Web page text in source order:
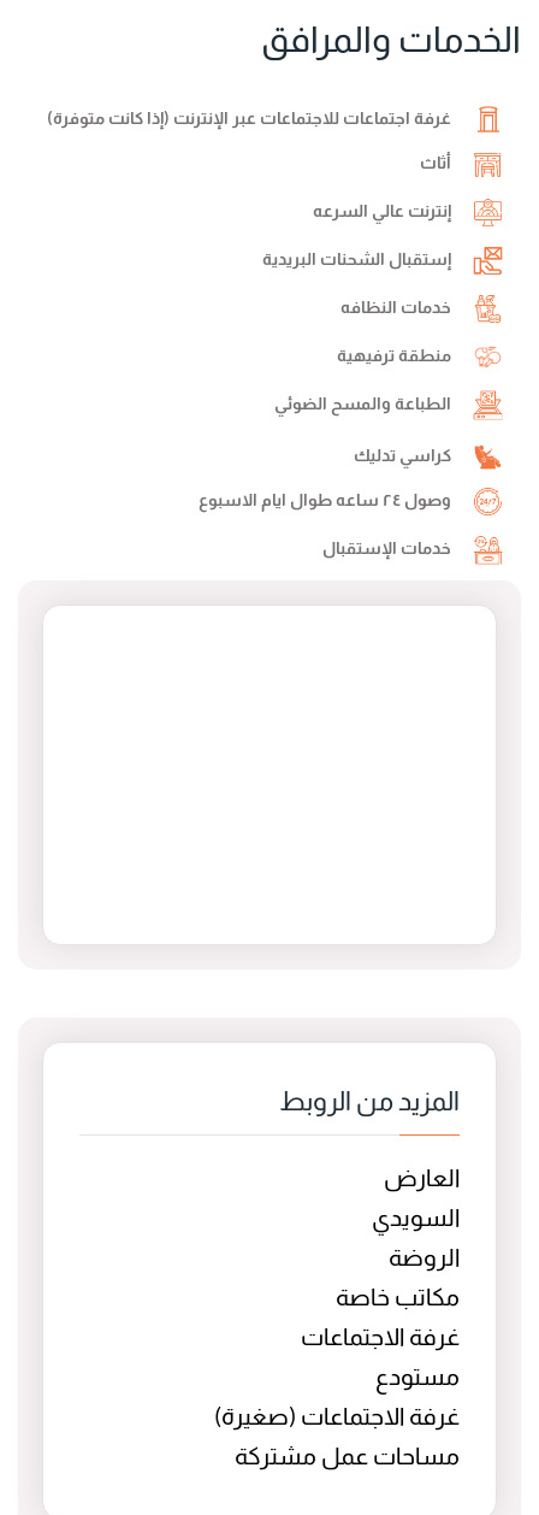
المزيد من الروبط
العارض
السويدي
الروضة
مكاتب خاصة
غرفة الاجتماعات
مستودع
غرفة الاجتماعات (صغيرة)
مساحات عمل مشتركة
الخدمات والمرافق
غرفة اجتماعات للاجتماعات عبر الإنترنت (إذا كانت متوفرة)
أثاث
إنترنت عالي السرعه
إستقبال الشحنات البريدية
خدمات النظافه
منطقة ترفيهية
الطباعة والمسح الضوئي
كراسي تدليك
وصول ٢٤ ساعه طوال ايام الاسبوع
خدمات الإستقبال